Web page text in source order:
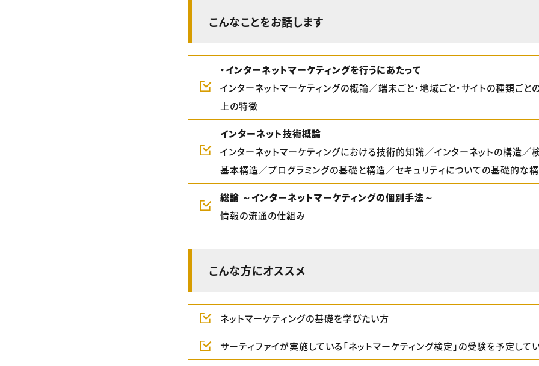
こんなことをお話します
・インターネットマーケティングを行うにあたって
インターネットマーケティングの概論／端末ごと・地域ごと・サイトの種類ごと
上の特徴
インターネット技術概論
インターネットマーケティングにおける技術的知識／インターネットの構造／
基本構造／プログラミングの基礎と構造／セキュリティについての基礎的な
総論 ～インターネットマーケティングの個別手法～
情報の流通の仕組み
こんな方にオススメ
ネットマーケティングの基礎を学びたい方
サーティファイが実施している「ネットマーケティング検定」の受験を予定して